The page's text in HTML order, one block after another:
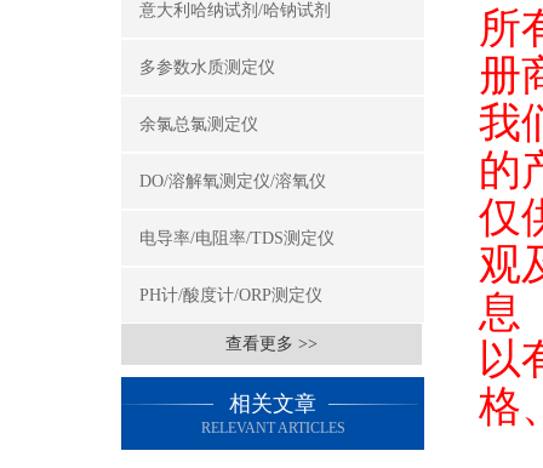
意大利哈纳试剂/哈钠试剂
多参数水质测定仪
余氯总氯测定仪
DO/溶解氧测定仪/溶氧仪
电导率/电阻率/TDS测定仪
PH计/酸度计/ORP测定仪
查看更多 >>
相关文章
RELEVANT ARTICLES
所
册
我
的
仅
观
息
以
格